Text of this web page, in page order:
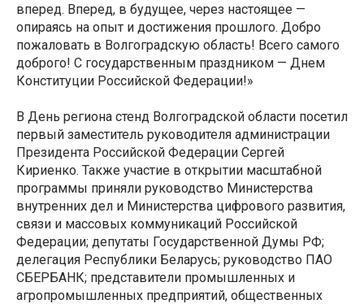
вперед. Вперед, в будущее, через настоящее —
опираясь на опыт и достижения прошлого. Добро
пожаловать в Волгоградскую область! Всего самого
доброго! С государственным праздником — Днем
Конституции Российской Федерации!»
В День региона стенд Волгоградской области посетил
первый заместитель руководителя администрации
Президента Российской Федерации Сергей
Кириенко. Также участие в открытии масштабной
программы приняли руководство Министерства
внутренних дел и Министерства цифрового развития,
связи и массовых коммуникаций Российской
Федерации; депутаты Государственной Думы РФ;
делегация Республики Беларусь; руководство ПАО
СБЕРБАНК; представители промышленных и
агропромышленных предприятий, общественных